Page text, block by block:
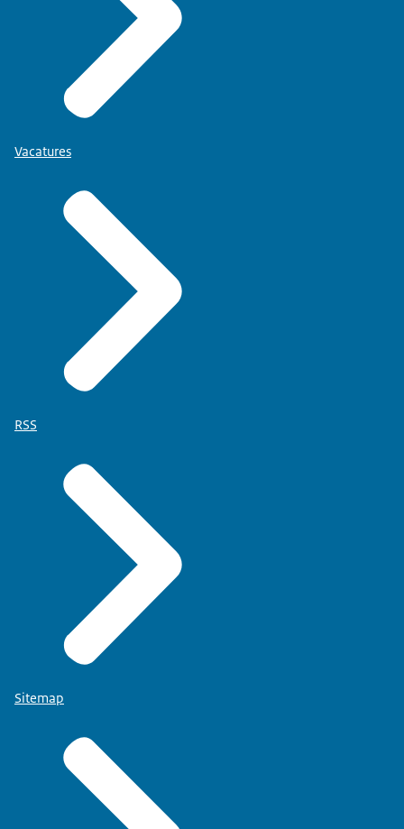
Vacatures
RSS
Sitemap